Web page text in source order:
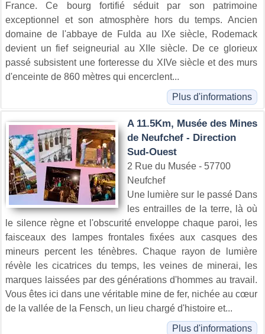
France. Ce bourg fortifié séduit par son patrimoine
exceptionnel et son atmosphère hors du temps. Ancien
domaine de l'abbaye de Fulda au IXe siècle, Rodemack
devient un fief seigneurial au XIIe siècle. De ce glorieux
passé subsistent une forteresse du XIVe siècle et des murs
d'enceinte de 860 mètres qui encerclent...
Plus d'informations
A 11.5Km, Musée des Mines
de Neufchef - Direction
Sud-Ouest
2 Rue du Musée - 57700
Neufchef
Une lumière sur le passé Dans
les entrailles de la terre, là où
le silence règne et l'obscurité enveloppe chaque paroi, les
faisceaux des lampes frontales fixées aux casques des
mineurs percent les ténèbres. Chaque rayon de lumière
révèle les cicatrices du temps, les veines de minerai, les
marques laissées par des générations d'hommes au travail.
Vous êtes ici dans une véritable mine de fer, nichée au cœur
de la vallée de la Fensch, un lieu chargé d'histoire et...
Plus d'informations